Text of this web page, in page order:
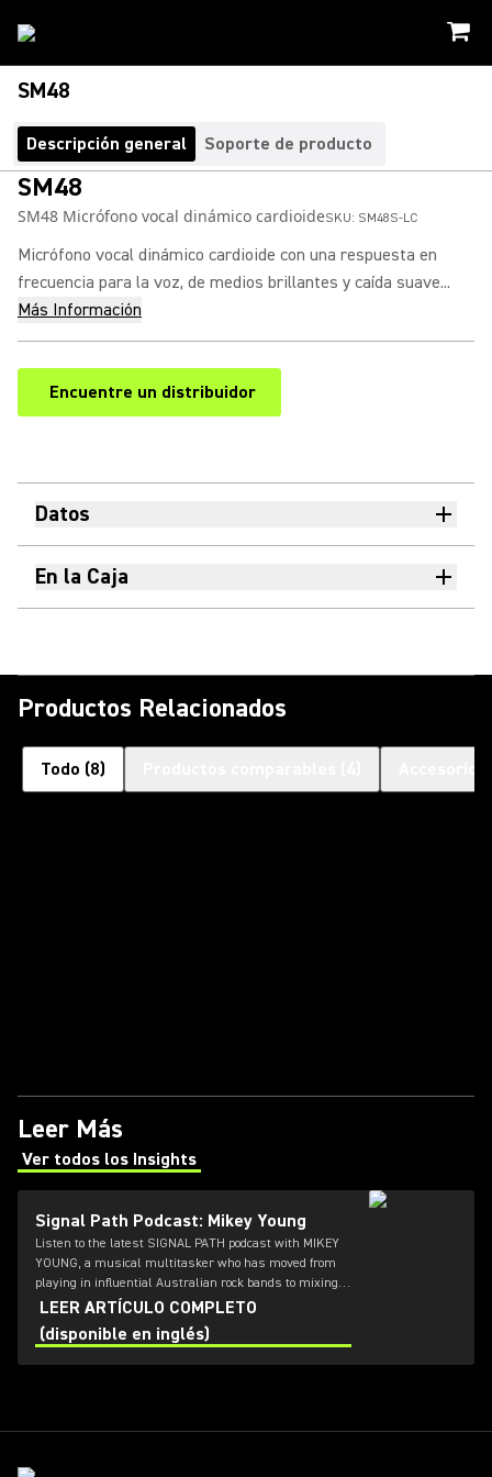
SM48
Descripción general Soporte de producto
SM48
SM48 Micrófono vocal dinámico cardioideSKU: SM48S-LC
Micrófono vocal dinámico cardioide con una respuesta en
frecuencia para la voz, de medios brillantes y caída suave...
Más Información
Encuentre un distribuidor
(Opens in a new tab)
Datos
En la Caja
Productos Relacionados
Todo (8)
Leer Más
Ver todos los Insights
(Opens in a new tab)
Signal Path Podcast: Mikey Young
Listen to the latest SIGNAL PATH podcast with MIKEY
YOUNG, a musical multitasker who has moved from
playing in influential Australian rock bands to mixing
and mastering them.
LEER ARTÍCULO COMPLETO
(disponible en inglés)